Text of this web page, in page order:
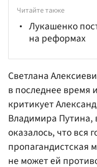
Читайте также
Лукашенко
на реформах
Светлана
в последнее время
критикует
Владимира Путина,
оказалось, что вся
пропагандистская
не может ей